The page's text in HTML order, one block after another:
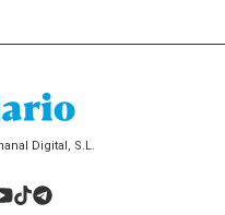
Digital, S.L.
YouTube
TikTok
Telegram